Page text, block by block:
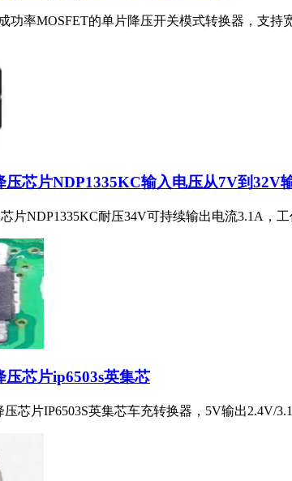
功率MOSFET的单片降压开关模式转换器，支
压芯片NDP1335KC输入电压从7V到32V
芯片NDP1335KC耐压34V可持续输出电流3.1A，
压芯片ip6503s英集芯
压芯片IP6503S英集芯车充转换器，5V输出2.4V/